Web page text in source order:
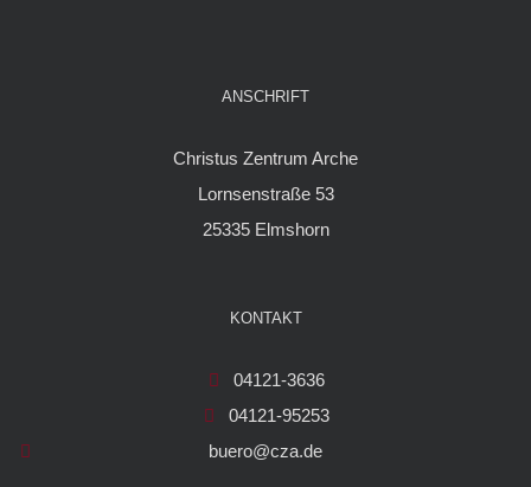
ANSCHRIFT
Christus Zentrum Arche
Lornsenstraße 53
25335 Elmshorn
KONTAKT
04121-3636
04121-95253
buero@cza.de